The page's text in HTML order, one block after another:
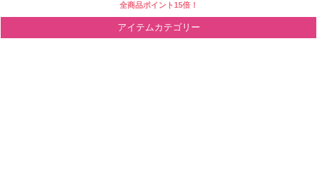
全商品ポイント15倍！
アイテムカテゴリー
ディズニキャラクター